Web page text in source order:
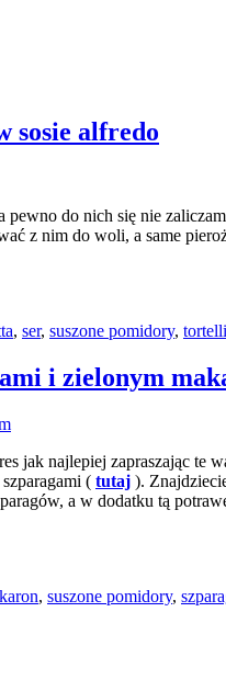
sosie alfredo
pewno do nich się nie
z nim do woli, a same
, ser, suszone pomidory,
i zielonym
jak najlepiej zapraszając
( tutaj ).
a w dodatku tą
, suszone pomidory,